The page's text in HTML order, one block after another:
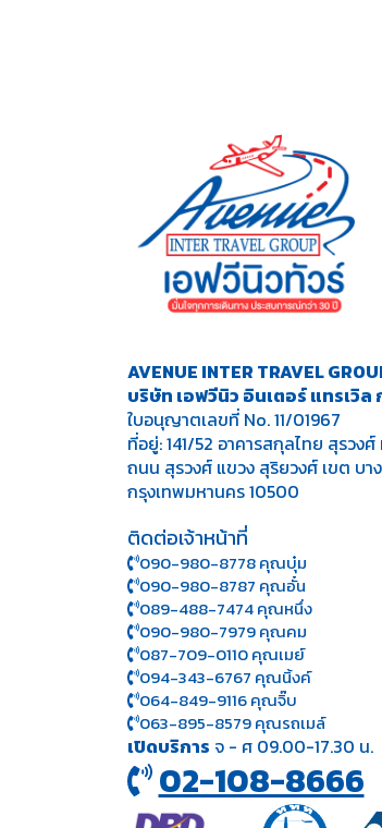
AVENUE INTER TRAVEL
บริษัท เอฟวีนิว อินเตอร์ แทรเวิล
ใบอนุญาตเลขที่ No. 11/01967
ที่อยู่: 141/52 อาคารสกุลไทย สุรวงศ์
ถนน สุรวงศ์ แขวง สุริยวงศ์ เขต บา
กรุงเทพมหานคร 10500
ติดต่อเจ้าหน้าที่
090-980-8778 คุณบุ๋ม
090-980-8787 คุณอั๋น
089-488-7474 คุณหนึ่ง
090-980-7979 คุณคม
087-709-0110 คุณเมย์
094-343-6767 คุณนิ้งค์
064-849-9116 คุณจิ๊บ
063-895-8 579คุณรถเมล์
เปิดบริการ จ - ศ 09.00-17.30 น.
02-108-8666